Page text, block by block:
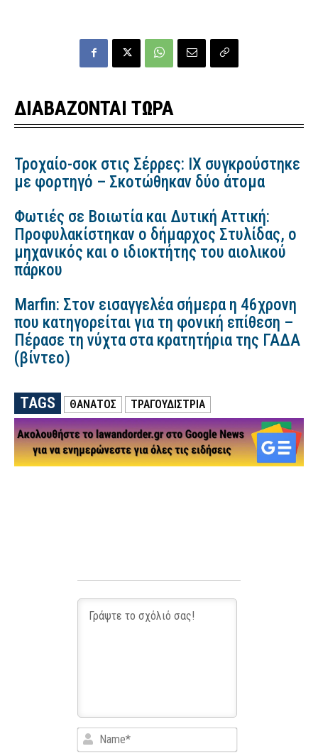
ΔΙΑΒΑΖΟΝΤΑΙ ΤΩΡΑ
Τροχαίο-σοκ στις Σέρρες: ΙΧ συγκρούστηκε
με φορτηγό – Σκοτώθηκαν δύο άτομα
Φωτιές σε Βοιωτία και Δυτική Αττική:
Προφυλακίστηκαν ο δήμαρχος Στυλίδας, ο
μηχανικός και ο ιδιοκτήτης του αιολικού
πάρκου
Marfin: Στον εισαγγελέα σήμερα η 46χρονη
που κατηγορείται για τη φονική επίθεση –
Πέρασε τη νύχτα στα κρατητήρια της ΓΑΔΑ
(βίντεο)
TAGS ΘΑΝΑΤΟΣ ΤΡΑΓΟΥΔΙΣΤΡΙΑ
Name*